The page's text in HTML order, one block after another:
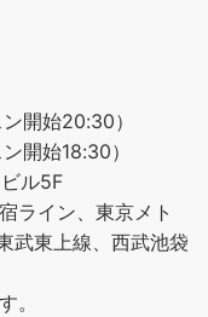
開始20:30）
開始18:30）
ル5F
ライン、東京メト
武東上線、西武池袋
。